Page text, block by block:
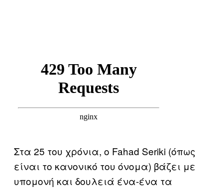
Στα 25 του χρόνια, ο Fahad Seriki (όπως
είναι το κανονικό του όνομα) βάζει με
υπομονή και δουλειά ένα-ένα τα